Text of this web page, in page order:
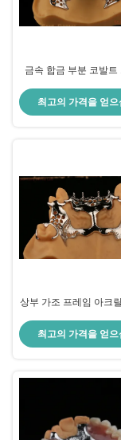
금속 합금 부분 코발트
연구소
최고의 가격을 얻
상부 가조 프레임 아크
최고의 가격을 얻